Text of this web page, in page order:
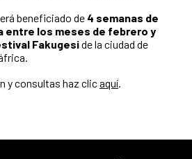
beneficiado de 4 semanas de
entre los meses de febrero y
Fakugeside la ciudad de
y consultas haz clicaquí.